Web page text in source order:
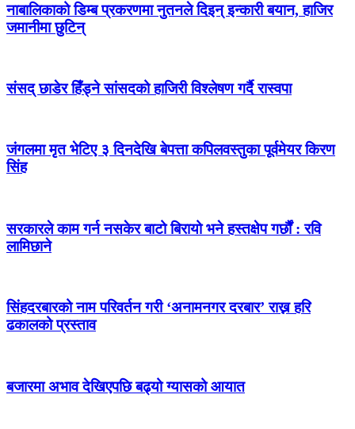
नाबालिकाको डिम्ब प्रकरणमा नुतनले दिइन् इन्कारी बयान, हाजिर
जमानीमा छुटिन्
संसद् छाडेर हिँड्ने सांसदको हाजिरी विश्लेषण गर्दै रास्वपा
जंगलमा मृत भेटिए ३ दिनदेखि बेपत्ता कपिलवस्तुका पूर्वमेयर किरण
सिंह
सरकारले काम गर्न नसकेर बाटो बिरायो भने हस्तक्षेप गर्छौं : रवि
लामिछाने
सिंहदरबारको नाम परिवर्तन गरी ‘अनामनगर दरबार’ राख्न हरि
ढकालको प्रस्ताव
बजारमा अभाव देखिएपछि बढ्यो ग्यासको आयात